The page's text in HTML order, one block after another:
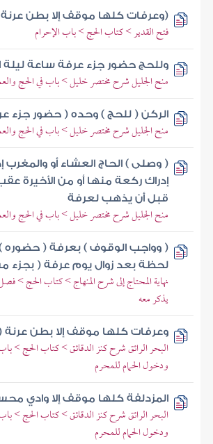
(وعرفات كلها موقف إلا بطن
فتح القدير > كتاب الحج > باب الإحرام
وللحج حضور جزء عرفة ساعة ليلة
منح الجليل شرح مختصر خليل > باب في الحج
الركن ( للحج ) وحده ( حضور جزء
منح الجليل شرح مختصر خليل > باب في الحج
( وصلى ) الحاج العشاء أو
إدراك ركعة منها أو من الأخيرة
قبل أن يذهب لعرفة
منح الجليل شرح مختصر خليل > باب في الحج
( وواجب الوقوف ) بعرفة ( حضوره )
لحظة بعد زوال يوم عرفة ( بجزء
نهاية المحتاج إلى شرح المنهاج > كتاب الحج >
يذكر معه
وعرفات كلها موقف إلا بطن عرنة
البحر الرائق شرح كنز الدقائق > كتاب الحج >
ودخول الحمام للمحرم
المزدلفة كلها موقف إلا وادي
البحر الرائق شرح كنز الدقائق > كتاب الحج >
ودخول الحمام للمحرم